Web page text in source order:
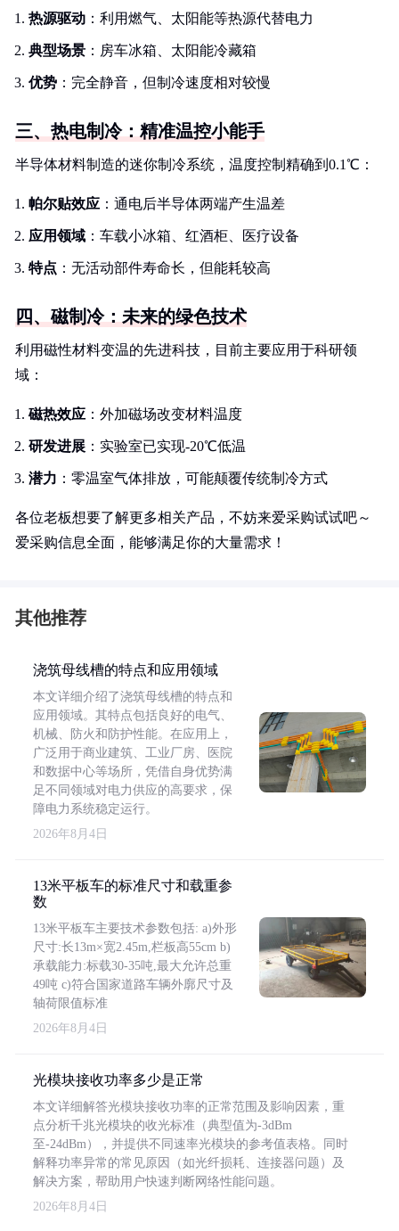
热源驱动 ：利用燃气、太阳能等热源代替电力
典型场景 ：房车冰箱、太阳能冷藏箱
优势 ：完全静音，但制冷速度相对较慢
三、热电制冷：精准温控小能手
半导体材料制造的迷你制冷系统，温度控制精确到0.1℃：
帕尔贴效应 ：通电后半导体两端产生温差
应用领域 ：车载小冰箱、红酒柜、医疗设备
特点 ：无活动部件寿命长，但能耗较高
四、磁制冷：未来的绿色技术
利用磁性材料变温的先进科技，目前主要应用于科研领
域：
磁热效应 ：外加磁场改变材料温度
研发进展 ：实验室已实现-20℃低温
潜力 ：零温室气体排放，可能颠覆传统制冷方式
各位老板想要了解更多相关产品，不妨来爱采购试试吧～
爱采购信息全面，能够满足你的大量需求！
其他推荐
浇筑母线槽的特点和应用领域
本文详细介绍了浇筑母线槽的特点和
应用领域。其特点包括良好的电气、
机械、防火和防护性能。在应用上，
广泛用于商业建筑、工业厂房、医院
和数据中心等场所，凭借自身优势满
足不同领域对电力供应的高要求，保
障电力系统稳定运行。
2026年8月4日
13米平板车的标准尺寸和载重参
数
13米平板车主要技术参数包括: a)外形
尺寸:长13m×宽2.45m,栏板高55cm b)
承载能力:标载30-35吨,最大允许总重
49吨 c)符合国家道路车辆外廓尺寸及
轴荷限值标准
2026年8月4日
光模块接收功率多少是正常
本文详细解答光模块接收功率的正常范围及影响因素，重
点分析千兆光模块的收光标准（典型值为-3dBm
至-24dBm），并提供不同速率光模块的参考值表格。同时
解释功率异常的常见原因（如光纤损耗、连接器问题）及
解决方案，帮助用户快速判断网络性能问题。
2026年8月4日